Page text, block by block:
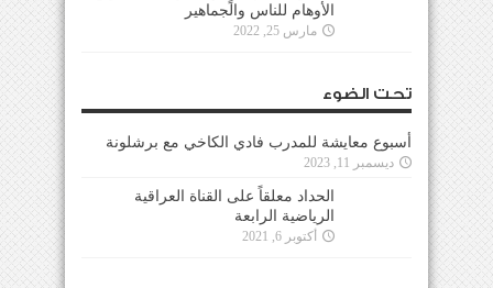
الأوهام للناس والجماهير
مارس 25, 2022
تحت الضوء
أسبوع معايشة للمدرب فادي الكاخي مع برشلونة
ديسمبر 11, 2023
الحداد معلقاً على القناة العراقية
الرياضية الرابعة
أكتوبر 6, 2021